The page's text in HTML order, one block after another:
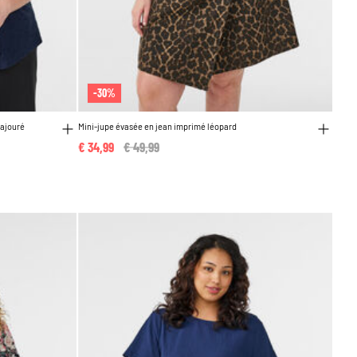
-30%
Mini-jupe évasée en jean imprimé léopard
Price reduced from
€ 49,99
€ 34,99